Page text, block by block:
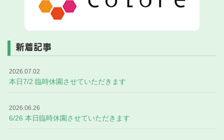
新着記事
2026.07.02
本日7/2 臨時休園させていただきます
2026.06.26
6/26 本日臨時休園させていただきます